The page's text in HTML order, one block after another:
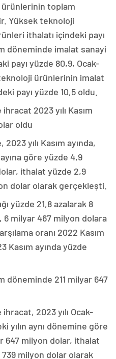
ürünlerinin toplam
Yüksek teknoloji
ithalatı içindeki payı
döneminde imalat sanayi
payı yüzde 80,9, Ocak-
ürünlerinin imalat
payı yüzde 10,5 oldu.
2023 yılı Kasım
oldu
yılı Kasım ayında,
göre yüzde 4,9
ithalat yüzde 2,9
dolar olarak gerçekleşti.
yüzde 21,8 azalarak 8
milyar 467 milyon dolara
oranı 2022 Kasım
Kasım ayında yüzde
döneminde 211 milyar 647
2023 yılı Ocak-
yılın aynı dönemine göre
647 milyon dolar, ithalat
milyon dolar olarak